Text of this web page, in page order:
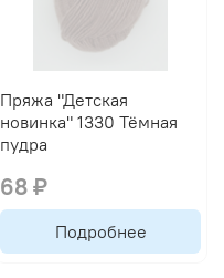
Пряжа "Детская
новинка" 1330 Тёмная
пудра
68 ₽
Подробнее